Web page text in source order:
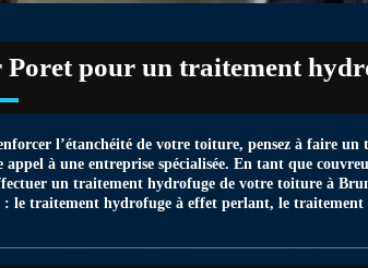
pour un traitement
l’étanchéité de votre toiture, pensez à faire
appel à une entreprise spécialisée. En tant que
un traitement hydrofuge de votre toiture à
: le traitement hydrofuge à effet perlant, le